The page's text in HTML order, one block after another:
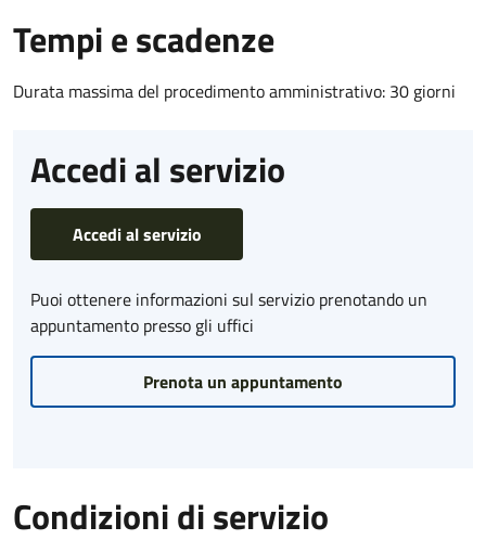
Tempi e scadenze
Durata massima del procedimento amministrativo: 30 giorni
Accedi al servizio
Accedi al servizio
Puoi ottenere informazioni sul servizio prenotando un
appuntamento presso gli uffici
Prenota un appuntamento
Condizioni di servizio